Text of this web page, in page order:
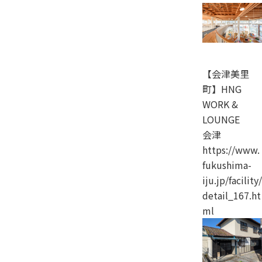
【会津美里
町】HNG
WORK &
LOUNGE
会津
https://www.
fukushima-
iju.jp/facility/
detail_167.ht
ml